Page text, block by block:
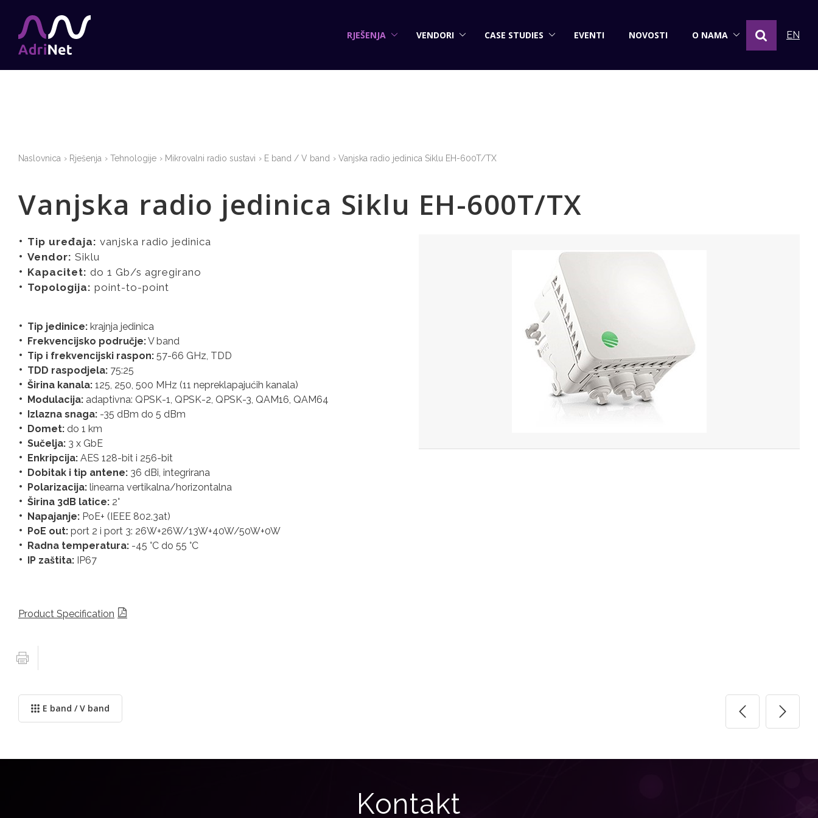
RJEŠENJA VENDORI CASE STUDIES EVENTI NOVOSTI O NAMA EN
Naslovnica Rješenja Tehnologije Mikrovalni radio sustavi E band / V band Vanjska radio jedinica Siklu EH-600T/TX
Vanjska radio jedinica Siklu EH-600T/TX
Tip uređaja: vanjska radio jedinica
Vendor: Siklu
Kapacitet: do 1 Gb/s agregirano
Topologija: point-to-point
Tip jedinice: krajnja jedinica
Frekvencijsko područje:V band
Tip i frekvencijski raspon: 57-66 GHz, TDD
TDD raspodjela: 75:25
Širina kanala: 125, 250, 500 MHz (11 nepreklapajućih kanala)
Modulacija: adaptivna: QPSK-1, QPSK-2, QPSK-3, QAM16, QAM64
Izlazna snaga: -35 dBm do 5 dBm
Domet: do 1 km
Sučelja: 3 x GbE
Enkripcija: AES 128-bit i 256-bit
Dobitak i tip antene: 36 dBi, integrirana
Polarizacija: linearna vertikalna/horizontalna
Širina 3dB latice: 2°
Napajanje: PoE+ (IEEE 802.3at)
PoE out: port 2 i port 3: 26W+26W/13W+40W/50W+0W
Radna temperatura: -45 °C do 55 °C
IP zaštita: IP67
Product Specification
E band / V band
Kontakt